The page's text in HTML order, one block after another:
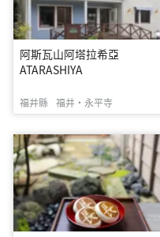
阿斯瓦山阿塔拉希亞
ATARASHIYA
福井縣 福井・永平寺